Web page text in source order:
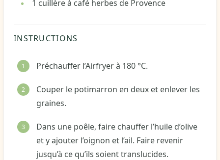
1 cuillère à café herbes de Provence
INSTRUCTIONS
Préchauffer l’Airfryer à 180 °C.
Couper le potimarron en deux et enlever les
graines.
Dans une poêle, faire chauffer l’huile d’olive
et y ajouter l’oignon et l’ail. Faire revenir
jusqu’à ce qu’ils soient translucides.